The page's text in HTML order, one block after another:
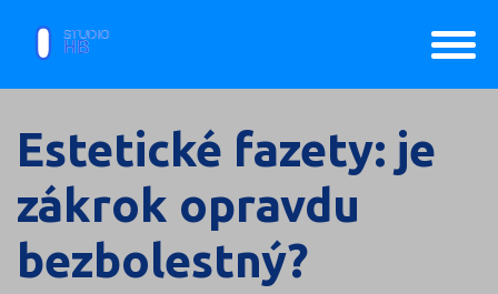
Estetické fazety: je
zákrok opravdu
bezbolestný?